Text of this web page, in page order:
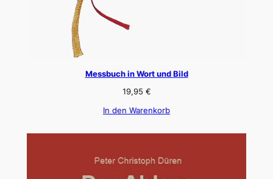
Messbuch in Wort und Bild
19,95 €
In den Warenkorb